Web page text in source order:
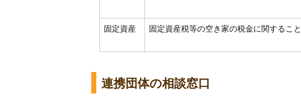
固定資産 固定資産税等の空き家の税金に関すること
連携団体の相談窓口